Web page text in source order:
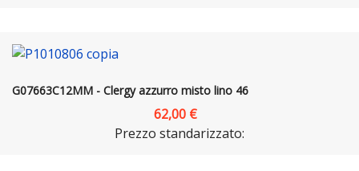
G07663C12MM - Clergy azzurro misto lino 46
62,00 €
Prezzo standarizzato: